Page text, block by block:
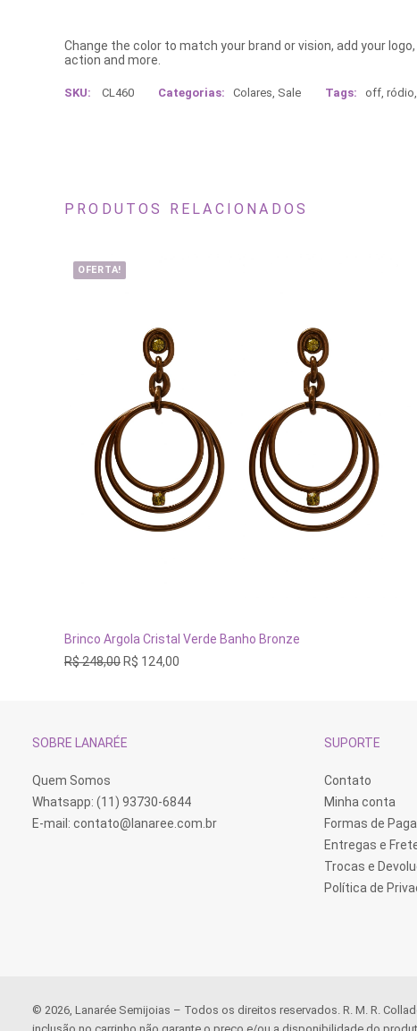
Change the color to match your brand or vision, add your
action and more.
SKU: CL460 Categorias: Colares, Sale Tags: off, ródio,
PRODUTOS RELACIONADOS
OFERTA!
ADICIONAR AO CARRINHO
Brinco Argola Cristal Verde Banho Bronze
R$248,00OR$ 124,00
SOBRE LANARÉE
Quem Somos
Whatsapp: (11) 93730-6844
E-mail: contato@lanaree.com.br
SUPORTE
Contato
Minha conta
Formas de
Entregas e
Trocas e
Política de
© 2026, Lanarée Semijoias – Todos os direitos reservados. R. M. R.